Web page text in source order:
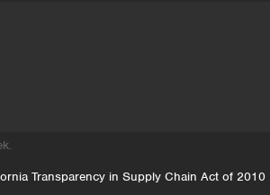
Transparency in Supply Chain Act of 2010